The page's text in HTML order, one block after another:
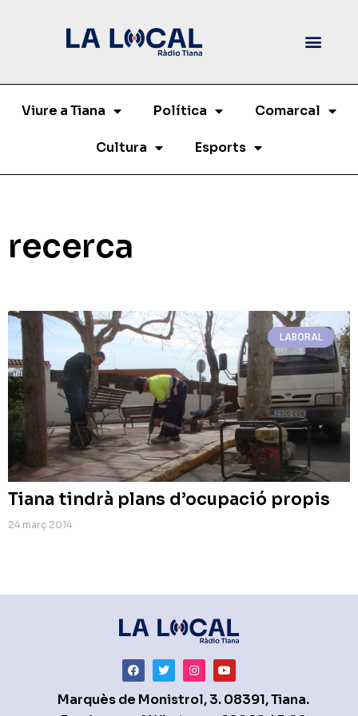
Viure a Tiana Política Comarcal
Cultura Esports
recerca
LABORAL
Tiana tindrà plans d’ocupació propis
24 març 2014
Marquès de Monistrol, 3. 08391, Tiana.